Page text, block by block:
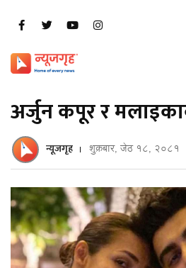
अर्जुन कपूर र
न्यूजगृह शुक्रबार, जेठ १८, २०८१